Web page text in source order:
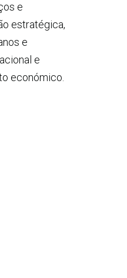
e
estratégica,
e
e
económico.